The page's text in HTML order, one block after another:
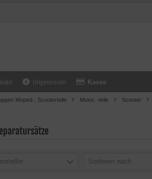
Impressum Kasse
Moped-, Scooterteile Motor, -teile Scooter
Sortieren nach ...